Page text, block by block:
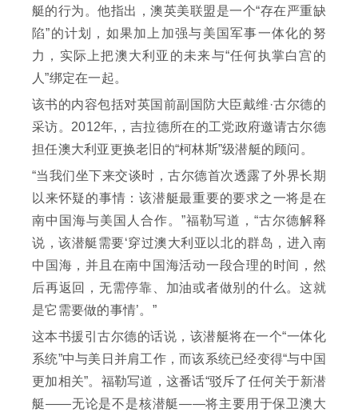
艇的行为。他指出，澳英美联盟是一个“存在严重缺
陷”的计划，如果加上加强与美国军事一体化的努
力，实际上把澳大利亚的未来与“任何执掌白宫的
人”绑定在一起。
该书的内容包括对英国前副国防大臣戴维·古尔德的
采访。2012年,，吉拉德所在的工党政府邀请古尔德
担任澳大利亚更换老旧的“柯林斯”级潜艇的顾问。
“当我们坐下来交谈时，古尔德首次透露了外界长期
以来怀疑的事情：该潜艇最重要的要求之一将是在
南中国海与美国人合作。”福勒写道，“古尔德解释
说，该潜艇需要‘穿过澳大利亚以北的群岛，进入南
中国海，并且在南中国海活动一段合理的时间，然
后再返回，无需停靠、加油或者做别的什么。这就
是它需要做的事情’。”
这本书援引古尔德的话说，该潜艇将在一个“一体化
系统”中与美日并肩工作，而该系统已经变得“与中国
更加相关”。福勒写道，这番话“驳斥了任何关于新潜
艇——无论是不是核潜艇——将主要用于保卫澳大